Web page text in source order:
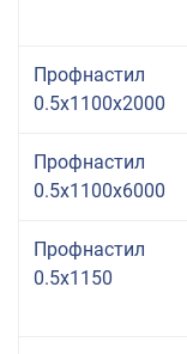
Профнастил
0.5x1100x2000
Профнастил
0.5x1100x6000
Профнастил
0.5x1150